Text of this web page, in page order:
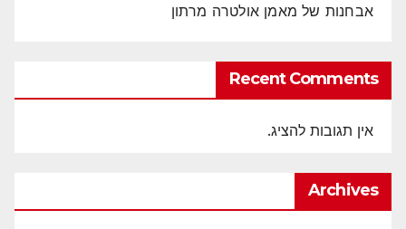
אבחנות של מאמן אולטרה מרתון
Recent Comments
אין תגובות להציג.
Archives